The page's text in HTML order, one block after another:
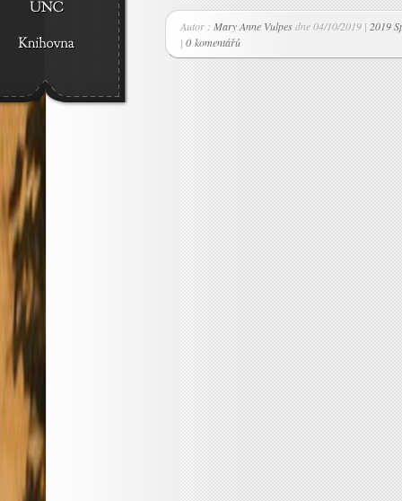
Autor : Mary Anne Vulpesdne 04/10/2019 | 2019
| 0 komentářů